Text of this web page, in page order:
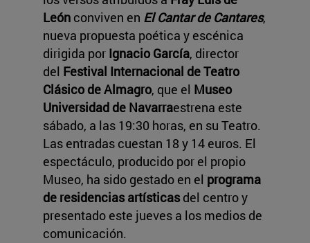
León conviven en El Cantar de Cantares,
nueva propuesta poética y escénica
dirigida por Ignacio García, director
del Festival Internacional de Teatro
Clásico de Almagro, que el Museo
Universidad de Navarraestrena este
sábado, a las 19:30 horas, en su Teatro.
Las entradas cuestan 18 y 14 euros. El
espectáculo, producido por el propio
Museo, ha sido gestado en el programa
de residencias artísticasdel centro y
presentado este jueves a los medios de
comunicación.